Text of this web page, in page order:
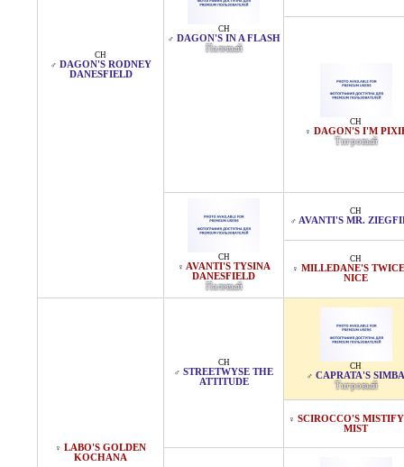
CH
♂ DAGON'S RODNEY
DANESFIELD
CH
♂ DAGON'S IN A FLASH
Палевый
CH
♀ DAGON'S I'M
Тигровый
CH
♀ AVANTI'S TYSINA
DANESFIELD
Палевый
CH
♂ AVANTI'S MR.
CH
♀ MILLEDANE'S
NICE
♀ LABO'S GOLDEN
KOCHANA
CH
♂ STREETWYSE THE
ATTITUDE
CH
♂ CAPRATA'S SIMBA
Тигровый
♀ SCIROCCO'S
MIST